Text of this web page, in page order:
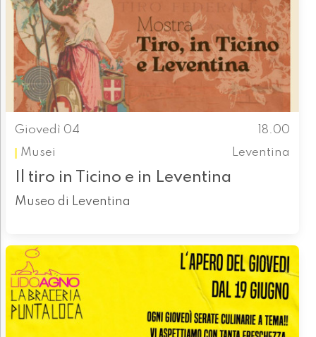
Giovedì 04
18.00
Musei
Leventina
Il tiro in Ticino e in Leventina
Museo di Leventina